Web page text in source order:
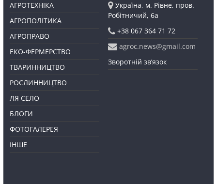
АГРОТЕХНІКА
АГРОПОЛІТИКА
АГРОПРАВО
ЕКО-ФЕРМЕРСТВО
ТВАРИННИЦТВО
РОСЛИННИЦТВО
ЛЯ СЕЛО
БЛОГИ
ФОТОГАЛЕРЕЯ
ІНШЕ
Україна, м. Рівне, пров.
Робітничий, 6а
+38 067 364 71 72
agroc.news@gmail.com
Зворотній зв’язок